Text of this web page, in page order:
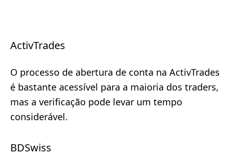
ActivTrades
O processo de abertura de conta na ActivTrades
é bastante acessível para a maioria dos traders,
mas a verificação pode levar um tempo
considerável.
BDSwiss